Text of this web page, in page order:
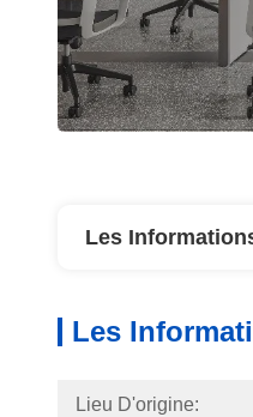
Les
Les
Lieu D'origine: